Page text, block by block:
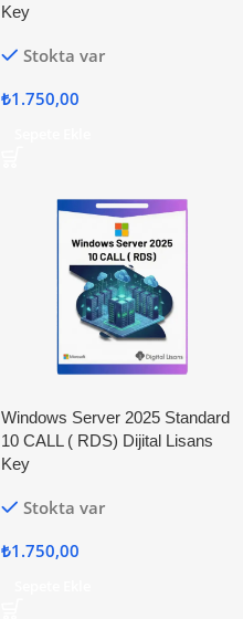
Key
Stokta var
₺1.750,00
Windows Server 2025 Standard
10 CALL ( RDS) Dijital Lisans
Key
Stokta var
₺1.750,00